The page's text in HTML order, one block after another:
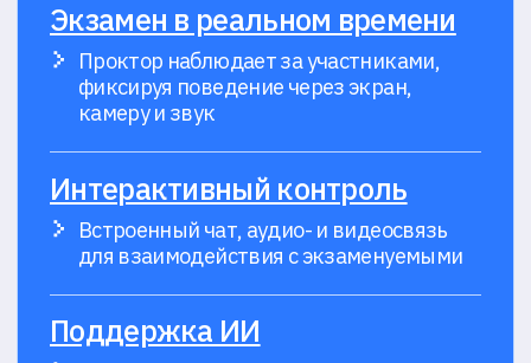
Выберите удобный способ связи*
Телефон
Мессенджер
Электронная почта*